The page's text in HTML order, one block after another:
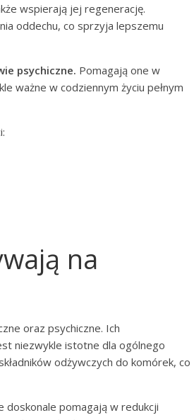
wspierają jej regenerację.
oddechu, co sprzyja lepszemu
psychiczne. Pomagają one w
ważne w codziennym życiu pełnym
na
oraz psychiczne. Ich
niezwykle istotne dla ogólnego
odżywczych do komórek, co
doskonale pomagają w redukcji